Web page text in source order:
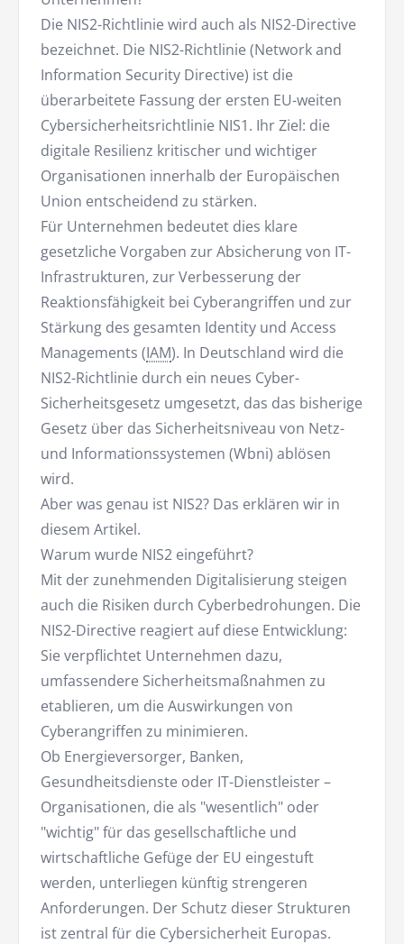
Die NIS2-Richtlinie wird auch als NIS2-Directive
bezeichnet. Die NIS2-Richtlinie (Network and
Information Security Directive) ist die
überarbeitete Fassung der ersten EU-weiten
Cybersicherheitsrichtlinie NIS1. Ihr Ziel: die
digitale Resilienz kritischer und wichtiger
Organisationen innerhalb der Europäischen
Union entscheidend zu stärken.
Für Unternehmen bedeutet dies klare
gesetzliche Vorgaben zur Absicherung von IT-
Infrastrukturen, zur Verbesserung der
Reaktionsfähigkeit bei Cyberangriffen und zur
Stärkung des gesamten Identity und Access
Managements (IAM). In Deutschland wird die
NIS2-Richtlinie durch ein neues Cyber-
Sicherheitsgesetz umgesetzt, das das bisherige
Gesetz über das Sicherheitsniveau von Netz-
und Informationssystemen (Wbni) ablösen
wird.
Aber was genau ist NIS2? Das erklären wir in
diesem Artikel.
Warum wurde NIS2 eingeführt?
Mit der zunehmenden Digitalisierung steigen
auch die Risiken durch Cyberbedrohungen. Die
NIS2-Directive reagiert auf diese Entwicklung:
Sie verpflichtet Unternehmen dazu,
umfassendere Sicherheitsmaßnahmen zu
etablieren, um die Auswirkungen von
Cyberangriffen zu minimieren.
Ob Energieversorger, Banken,
Gesundheitsdienste oder IT-Dienstleister –
Organisationen, die als "wesentlich" oder
"wichtig" für das gesellschaftliche und
wirtschaftliche Gefüge der EU eingestuft
werden, unterliegen künftig strengeren
Anforderungen. Der Schutz dieser Strukturen
ist zentral für die Cybersicherheit Europas.